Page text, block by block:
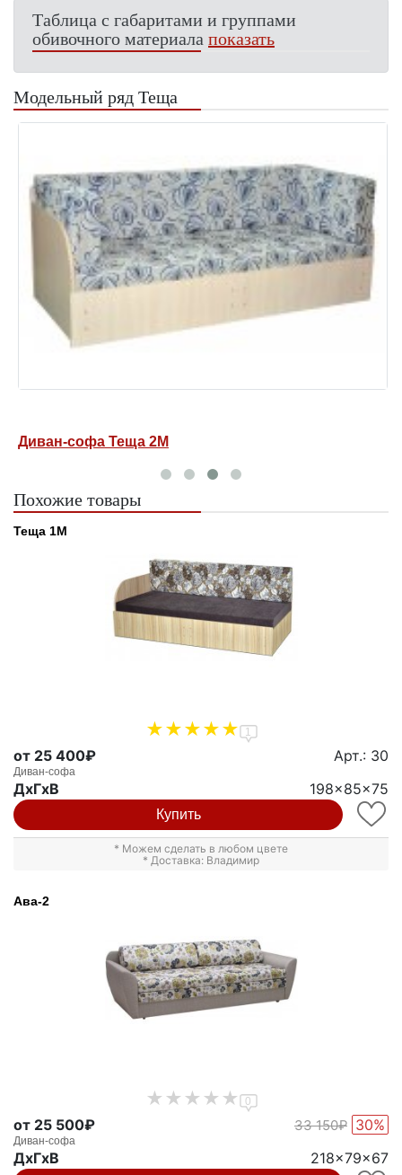
Таблица с габаритами и группами
обивочного материалапоказать
Модельный ряд Теща
Диван-софа Теща 2М
Похожие товары
Теща 1М
1
от 25 400₽ Арт.: 30
Диван-софа
ДxГxВ 198x85x75
Купить
* Можем сделать в любом цвете
* Доставка: Владимир
Ава-2
0
от 25 500₽ 33 150₽ 30%
Диван-софа
ДxГxВ 218x79x67